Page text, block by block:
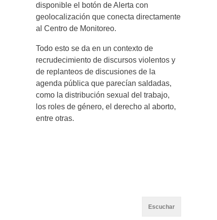
disponible el botón de Alerta con
geolocalización que conecta directamente
al Centro de Monitoreo.
Todo esto se da en un contexto de
recrudecimiento de discursos violentos y
de replanteos de discusiones de la
agenda pública que parecían saldadas,
como la distribución sexual del trabajo,
los roles de género, el derecho al aborto,
entre otras.
Escuchar